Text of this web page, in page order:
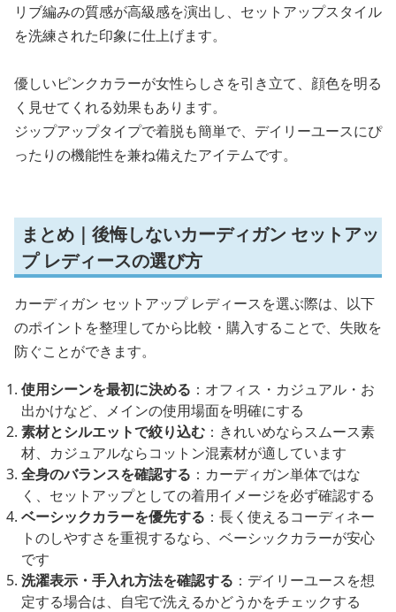
リブ編みの質感が高級感を演出し、セットアップスタイル
を洗練された印象に仕上げます。
優しいピンクカラーが女性らしさを引き立て、顔色を明る
く見せてくれる効果もあります。
ジップアップタイプで着脱も簡単で、デイリーユースにぴ
ったりの機能性を兼ね備えたアイテムです。
まとめ｜後悔しないカーディガン セットアッ
プ レディースの選び方
カーディガン セットアップ レディースを選ぶ際は、以下
のポイントを整理してから比較・購入することで、失敗を
防ぐことができます。
使用シーンを最初に決める ：オフィス・カジュアル・お
出かけなど、メインの使用場面を明確にする
素材とシルエットで絞り込む ：きれいめならスムース素
材、カジュアルならコットン混素材が適しています
全身のバランスを確認する ：カーディガン単体ではな
く、セットアップとしての着用イメージを必ず確認する
ベーシックカラーを優先する ：長く使えるコーディネー
トのしやすさを重視するなら、ベーシックカラーが安心
です
洗濯表示・手入れ方法を確認する ：デイリーユースを想
定する場合は、自宅で洗えるかどうかをチェックする